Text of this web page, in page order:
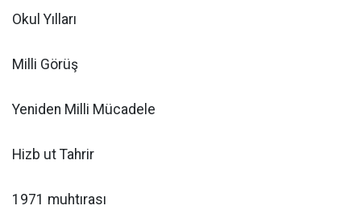
Okul Yılları
Milli Görüş
Yeniden Milli Mücadele
Hizb ut Tahrir
1971 muhtırası